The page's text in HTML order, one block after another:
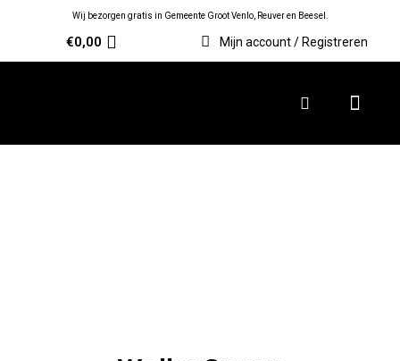
Wij bezorgen gratis in Gemeente Groot Venlo, Reuver en Beesel.
€0,00 Mijn account / Registreren